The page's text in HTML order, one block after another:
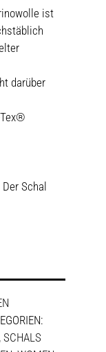
ist
darüber
Schal
SCHALS